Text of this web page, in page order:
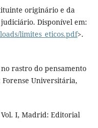
originário e da
Disponível em:
limites_eticos.pdf>.
no rastro do pensamento
Universitária,
Vol. I, Madrid: Editorial